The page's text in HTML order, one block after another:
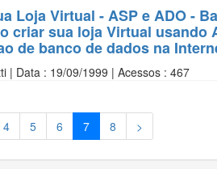
Loja Virtual - ASP e ADO -
criar sua loja Virtual usando
de banco de dados na
| Data : 19/09/1999 | Acessos : 467
4 5 6 7 8 >